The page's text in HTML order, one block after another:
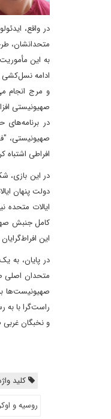
در واقع،
متحدانشان،
به این
ادامه نسل‌کشی
صهیونیستی
در
صهیونیستی،
افراطی
در این بازی،
دولت پنهان
ایالات متحده
کامل جنبش
این
در پایان، به
متحدان اصلی
صهیونیست‌ها
راست‌گرا با
و نخبگان غربی
کلید
روسیه و